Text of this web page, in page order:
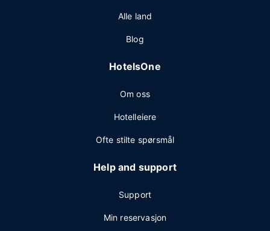
Alle land
Blog
HotelsOne
Om oss
Hotelleiere
Ofte stilte spørsmål
Help and support
Support
Min reservasjon